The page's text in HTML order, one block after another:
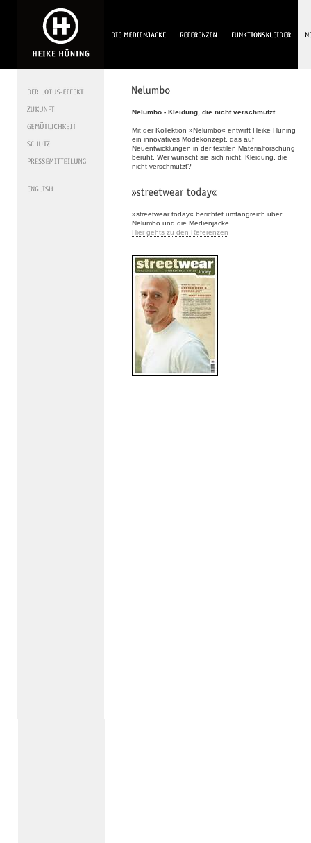
Nelumbo - Kleidung, die nicht verschmutzt
Mit der Kollektion »Nelumbo« entwirft Heike Hüning
ein innovatives Modekonzept, das auf
Neuentwicklungen in der textilen Materialforschung
beruht. Wer wünscht sie sich nicht, Kleidung, die
nicht verschmutzt?
»streetwear today« berichtet umfangreich über
Nelumbo und die Medienjacke.
Hier gehts zu den Referenzen